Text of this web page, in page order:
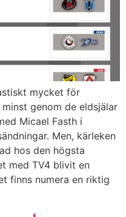
mycket för
genom de eldsjälar
Micael Fasth i
Men, kärleken
hos den högsta
med TV4 blivit en
finns numera en riktig